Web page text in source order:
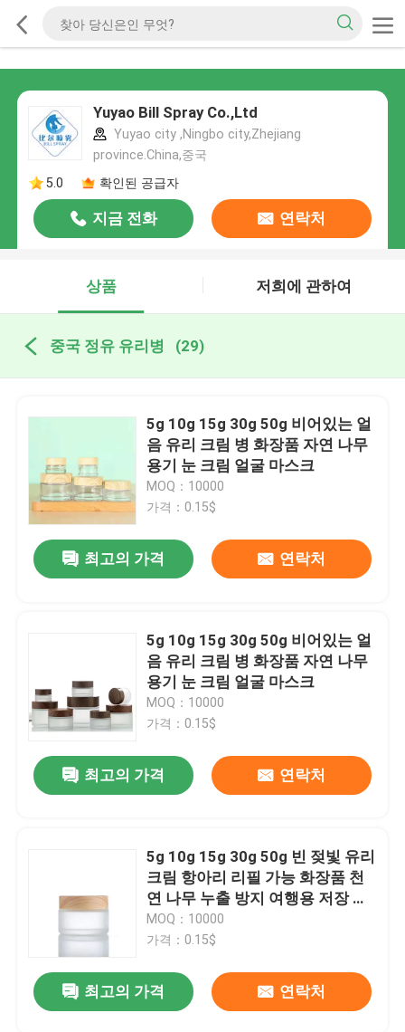
Yuyao Bill Spray Co.,Ltd
Yuyao city ,Ningbo city,Zhejiang
province.China,중국
5.0
확인된 공급자
지금 전화 연락처
상품 저희에 관하여
중국 정유 유리병 (29)
5g 10g 15g 30g 50g 비어있는 얼
음 유리 크림 병 화장품 자연 나무
용기 눈 크림 얼굴 마스크
MOQ：10000
가격：0.15$
최고의 가격 연락처
5g 10g 15g 30g 50g 비어있는 얼
음 유리 크림 병 화장품 자연 나무
용기 눈 크림 얼굴 마스크
MOQ：10000
가격：0.15$
최고의 가격 연락처
5g 10g 15g 30g 50g 빈 젖빛 유리
크림 항아리 리필 가능 화장품 천
연 나무 누출 방지 여행용 저장 용
기 아이 크림 페이스 마스크 스킨
케어
MOQ：10000
가격：0.15$
최고의 가격 연락처